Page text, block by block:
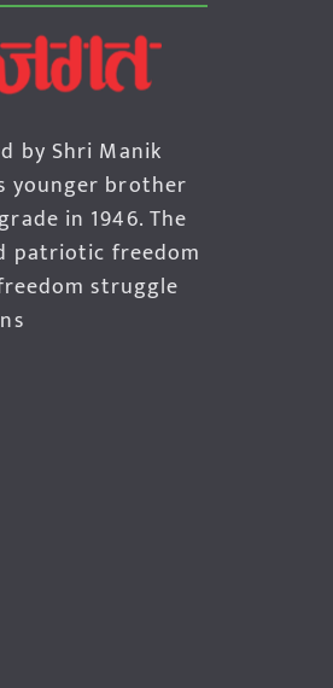
by Shri Manik
younger brother
in 1946. The
patriotic freedom
struggle